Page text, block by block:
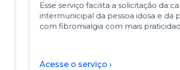
Esse serviço facilita a solicitação da
intermunicipal da pessoa idosa e da
com fibromialgia com mais
Acesse o serviço ›